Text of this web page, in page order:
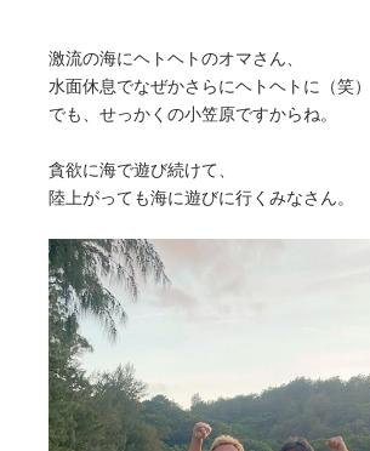
激流の海にヘトヘトのオマさん、
水面休息でなぜかさらにヘトヘトに（笑）
でも、せっかくの小笠原ですからね。
貪欲に海で遊び続けて、
陸上がっても海に遊びに行くみなさん。